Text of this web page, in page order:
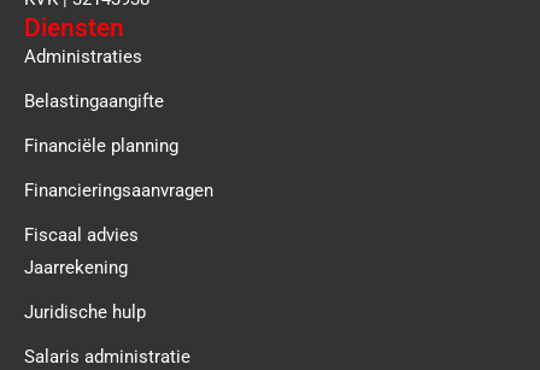
Diensten
Administraties
Belastingaangifte
Financiële planning
Financieringsaanvragen
Fiscaal advies
Jaarrekening
Juridische hulp
Salaris administratie